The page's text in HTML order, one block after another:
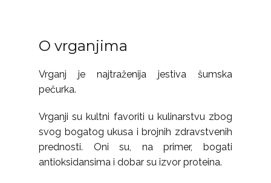
O vrganjima
Vrganj je najtraženija jestiva šumska
pečurka.
Vrganji su kultni favoriti u kulinarstvu zbog
svog bogatog ukusa i brojnih zdravstvenih
prednosti. Oni su, na primer, bogati
antioksidansima i dobar su izvor proteina.